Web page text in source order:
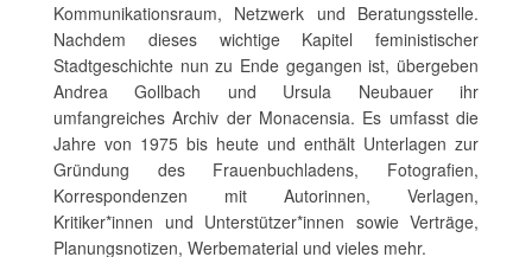
Kommunikationsraum, Netzwerk und Beratungsstelle.
Nachdem dieses wichtige Kapitel feministischer
Stadtgeschichte nun zu Ende gegangen ist, übergeben
Andrea Gollbach und Ursula Neubauer ihr
umfangreiches Archiv der Monacensia. Es umfasst die
Jahre von 1975 bis heute und enthält Unterlagen zur
Gründung des Frauenbuchladens, Fotografien,
Korrespondenzen mit Autorinnen, Verlagen,
Kritiker*innen und Unterstützer*innen sowie Verträge,
Planungsnotizen, Werbematerial und vieles mehr.